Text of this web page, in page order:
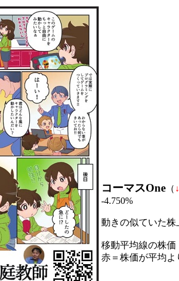
コーマスOne （ ↓
-4.750%
動きの似ていた
移動平均線の株価
赤＝株価が平均